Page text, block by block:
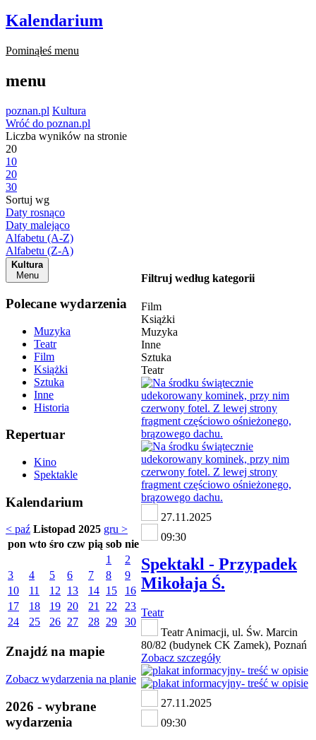
Kalendarium
Pominąłeś menu
menu
poznan.pl Kultura
Wróć do poznan.pl
Liczba wyników na stronie
20
10
20
30
Sortuj wg
Daty rosnąco
Daty malejąco
Alfabetu (A-Z)
Alfabetu (Z-A)
Kultura
Menu
Polecane wydarzenia
Muzyka
Teatr
Film
Książki
Sztuka
Inne
Historia
Repertuar
Kino
Spektakle
Kalendarium
< paź Listopad 2025 gru >
pon wto śro czw pią sob nie
1
2
3
4 5 6 7 8
9
10
11 12 13 14 15
16
17
18 19 20 21 22
23
24
25 26 27 28 29 30
Znajdź na mapie
Zobacz wydarzenia na planie
2026 - wybrane
wydarzenia
Filtruj według kategorii
Film
Książki
Muzyka
Inne
Sztuka
Teatr
27.11.2025
09:30
Spektakl - Przypadek
Mikołaja Ś.
Teatr
Teatr Animacji, ul. Św. Marcin
80/82 (budynek CK Zamek), Poznań
Zobacz szczegóły
27.11.2025
09:30